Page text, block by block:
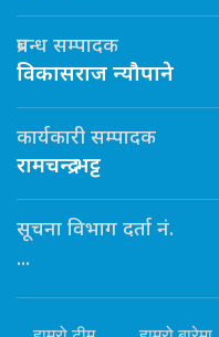
प्रबन्ध सम्पादक
विकासराज न्यौपाने
कार्यकारी सम्पादक
रामचन्द्र भट्ट
सूचना विभाग दर्ता नं.
...